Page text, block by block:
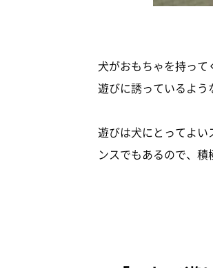
犬がおもちゃを持っ
遊びに誘っているよう
遊びは犬にとってよ
ンスでもあるので、積